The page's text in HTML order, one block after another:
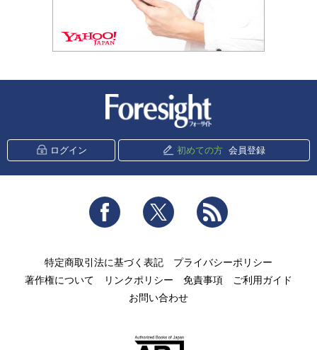
ログイン 初めての方 会員登録
Facebook Twitter
特定商取引法に基づく表記
プライバシーポリシー
著作権について
リンクポリシー 免責事項
ご利用ガイド
お問い合わせ